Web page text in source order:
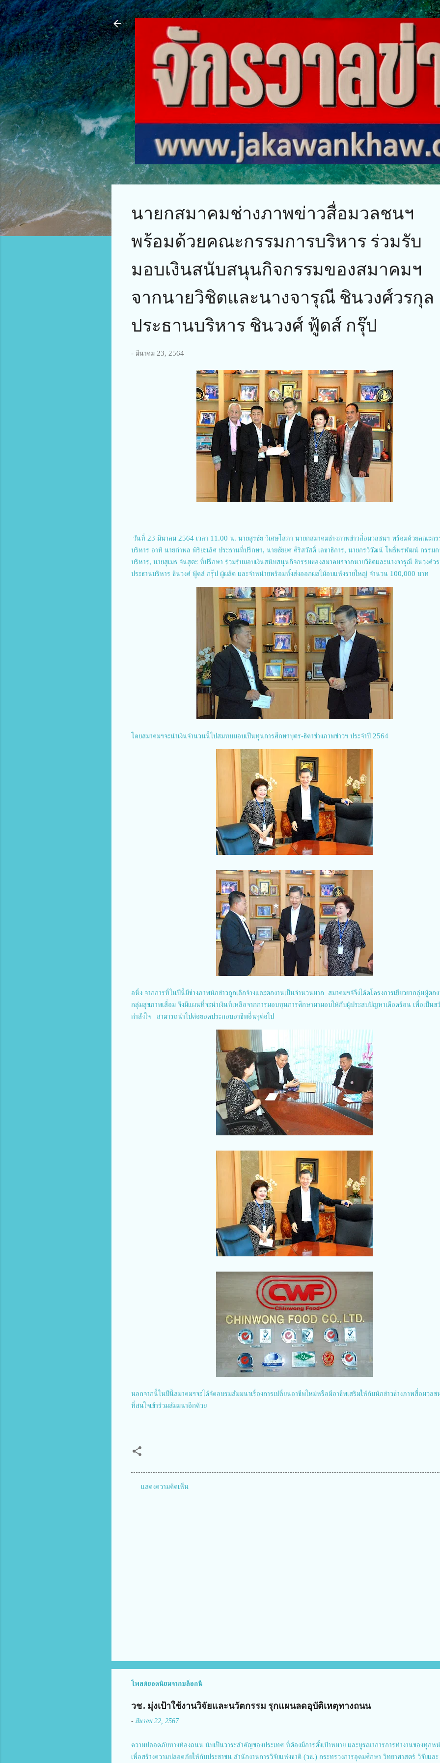
ข้ามไปที่เนื้อหาหลัก
นายกสมาคมช่างภาพข่าวสื่อมวลชนฯ
พร้อมด้วยคณะกรรมการบริหาร ร่วมรับ
มอบเงินสนับสนุนกิจกรรมของสมาคมฯ
จากนายวิชิตและนางจารุณี ชินวงศ์วรกุล
ประธานบริหาร ชินวงศ์ ฟู้ดส์ กรุ๊ป
- มีนาคม 23, 2564
วันที่ 23 มีนาคม 2564 เวลา 11.00 น. นายสุรชัย วิเศษโสภา นายกสมาคมช่างภาพข่าวสื่อมวลชนฯ พร้อมด้วยคณะกร
บริหาร อาทิ นายกำพล พิริยะเลิศ ประธานที่ปรึกษา, นายชัยยศ ศิริสวัสดิ์ เลขาธิการ, นายกรวิวัฒน์ โพธิ์พรพัฒน์ กรรมก
บริหาร, นายสุเมธ จันสุตะ ที่ปรึกษา ร่วมรับมอบเงินสนับสนุนกิจกรรมของสมาคมฯจากนายวิชิตและนางจารุณี ชินวงศ์ว
ประธานบริหาร ชินวงศ์ ฟู้ดส์ กรุ๊ป ผู้ผลิต และจำหน่ายพร้อมทั้งส่งออกผลไม้อบแห้งรายใหญ่ จำนวน 100,000 บาท
โดยสมาคมฯจะนำเงินจำนวนนี้ไปสมทบมอบเป็นทุนการศึกษาบุตร-ธิดาช่างภาพข่าวฯ ประจำปี 2564
อนึ่ง จากการที่ในปีนี้มีช่างภาพนักข่าวถูกเลิกจ้างและตกงานเป็นจำนวนมาก สมาคมฯจัจึงได้ดโครงการเยียวยากลุ่มผู้ตก
กลุ่มสุขภาพเสื่อม จึงมีแผนที่จะนำเงินที่เหลือจากการมอบทุนการศึกษามามอบให้กับผู้ประสบปัญหาเดือดร้อน เพื่อเป็นข
กำลังใจ สามารถนำไปต่อยอดประกอบอาชีพอื่นๆต่อไป
นอกจากนี้ในปีนี้สมาคมฯจะได้จัดอบรมสัมมนาเรื่องการเปลี่ยนอาชีพใหม่หรือมีอาชีพเสริมให้กับนักข่าวช่างภาพสื่อมวลช
ที่สนใจเข้าร่วมสัมมนาอีกด้วย
แสดงความคิดเห็น
โพสต์ยอดนิยมจากบล็อกนี้
วช. มุ่งเป้าใช้งานวิจัยและนวัตกรรม รุกแผนลดอุบัติเหตุทางถนน
- มีนาคม 22, 2567
ความปลอดภัยทางท้องถนน นับเป็นวาระสำคัญของประเทศ ที่ต้องมีการตั้งเป้าหมาย และบูรณาการการทำงานของทุกห
เพื่อสร้างความปลอดภัยให้กับประชาชน สำนักงานการวิจัยแห่งชาติ (วช.) กระทรวงการอุดมศึกษา วิทยาศาสตร์ วิจัยและ